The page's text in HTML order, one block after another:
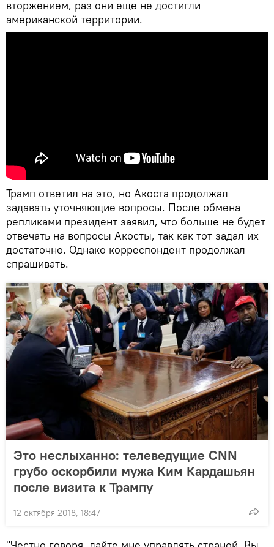
вторжением, раз они еще не достигли
американской территории.
Трамп ответил на это, но Акоста продолжал
задавать уточняющие вопросы. После обмена
репликами президент заявил, что больше не будет
отвечать на вопросы Акосты, так как тот задал их
достаточно. Однако корреспондент продолжал
спрашивать.
Это неслыханно: телеведущие CNN
грубо оскорбили мужа Ким Кардашьян
после визита к Трампу
12 октября 2018, 18:47